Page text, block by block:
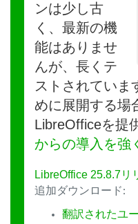
ンは少し古
く、最新の機
能はありませ
んが、長くテ
ストされていま
めに展開する場
LibreOfficeを提
からの導入を強
LibreOffice 25.8.7リ
追加ダウンロード:
翻訳されたユ